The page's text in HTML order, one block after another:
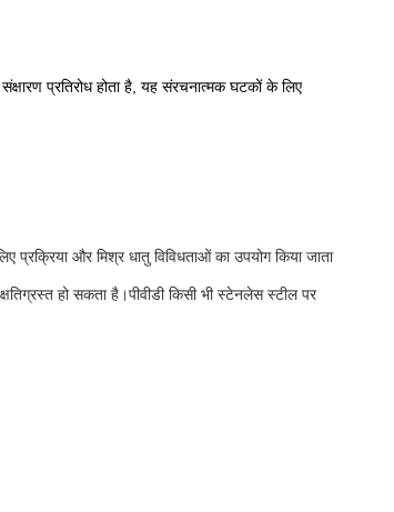
प्रतिरोध होता है, यह संरचनात्मक घटकों के लिए
और मिश्र धातु विविधताओं का उपयोग किया जाता
हो सकता है।पीवीडी किसी भी स्टेनलेस स्टील पर